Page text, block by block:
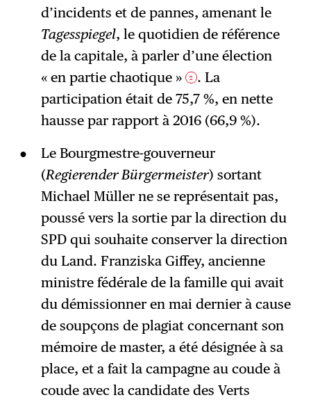
d’incidents et de pannes, amenant le
Tagesspiegel, le quotidien de référence
de la capitale, à parler d’une élection
« en partie chaotique »
2 . La
participation était de 75,7 %, en nette
hausse par rapport à 2016 (66,9 %).
Le Bourgmestre-gouverneur
(Regierender Bürgermeister) sortant
Michael Müller ne se représentait pas,
poussé vers la sortie par la direction du
SPD qui souhaite conserver la direction
du Land. Franziska Giffey, ancienne
ministre fédérale de la famille qui avait
du démissionner en mai dernier à cause
de soupçons de plagiat concernant son
mémoire de master, a été désignée à sa
place, et a fait la campagne au coude à
coude avec la candidate des Verts